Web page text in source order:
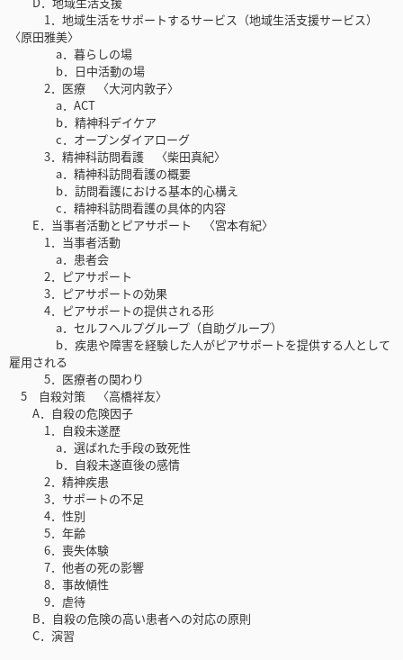
1．地域生活をサポートするサービス（地域生活支援サービス）
〈原田雅美〉
a．暮らしの場
b．日中活動の場
2．医療 〈大河内敦子〉
a．ACT
b．精神科デイケア
c．オープンダイアローグ
3．精神科訪問看護 〈柴田真紀〉
a．精神科訪問看護の概要
b．訪問看護における基本的心構え
c．精神科訪問看護の具体的内容
E．当事者活動とピアサポート 〈宮本有紀〉
1．当事者活動
a．患者会
2．ピアサポート
3．ピアサポートの効果
4．ピアサポートの提供される形
a．セルフヘルプグループ（自助グループ）
b．疾患や障害を経験した人がピアサポートを提供する人として
雇用される
5．医療者の関わり
5 自殺対策 〈高橋祥友〉
A．自殺の危険因子
1．自殺未遂歴
a．選ばれた手段の致死性
b．自殺未遂直後の感情
2．精神疾患
3．サポートの不足
4．性別
5．年齢
6．喪失体験
7．他者の死の影響
8．事故傾性
9．虐待
B．自殺の危険の高い患者への対応の原則
C．演習